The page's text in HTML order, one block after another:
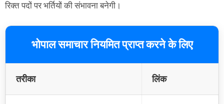
रिक्त पदों पर भर्तियों की संभावना बनेगी।
भोपाल समाचार नियमित प्राप्त करने के लिए
तरीका लिंक